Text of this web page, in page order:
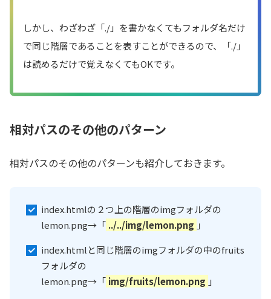
しかし、わざわざ「./」を書かなくてもフォルダ名だけ
で同じ階層であることを表すことができるので、「./」
は読めるだけで覚えなくてもOKです。
相対パスのその他のパターン
相対パスのその他のパターンも紹介しておきます。
index.htmlの２つ上の階層のimgフォルダの
lemon.png→「 ../../img/lemon.png 」
index.htmlと同じ階層のimgフォルダの中のfruits
フォルダの
lemon.png→「 img/fruits/lemon.png 」